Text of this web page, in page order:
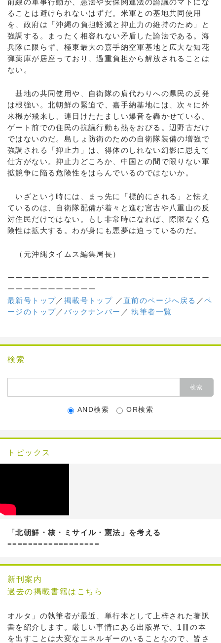
前線の軍事行動が、憲法や安保関連法の論議のマトにな
ることは避けられないはずだ。米軍との基地共同使用
を、政府は「沖縄の負担軽減と抑止力の維持のため」と
強調する。まったく相容れない矛盾した論法である。海
兵隊に限らず、極東最大の嘉手納空軍基地と広大な知花
弾薬庫が居座っており、過重負担から解放されることは
ない。
基地の共同使用や、自衛隊の肩代わりへの県民の反発
は根強い。北朝鮮の緊迫で、嘉手納基地には、次々に外
来機が飛来し、連日けたたましい爆音を轟かせている。
ゲート前での住民の抗議行動も熱をおびる。辺野古だけ
ではないのだ。島しょ防衛のための自衛隊装備の増強で
強調される「抑止力」は、得体のしれない幻影に思えて
仕方がない。抑止力どころか、中国との間で限りない軍
拡競争に陥る危険性をはらんでいるのではないか。
いざという時には、まっ先に「標的にされる」と怯え
ているのは、自衛隊配備が着々と進む宮古や八重山の反
対住民だけではない。もし非常時になれば、際限なく危
険性は拡大する。わが身にも悪夢は迫っているのだ。
（元沖縄タイムス編集局長）
ーーーーーーーーーーーーーーーーーーーーーーーーー
ーーーーーーーーーーー
最新号トップ／ 掲載号トップ ／直前のページへ戻る ／ペ
ージのトップ／ バックナンバー ／執筆者一覧
検索
AND検索 OR検索
トピックス
「北朝鮮・核・ミサイル・憲法」を考える
==================
新刊案内
過去の掲載書籍はこちら
オルタ」の執筆者が最近、単行本として上梓された著訳
書を紹介します。厳しい事情にある出版界で、1冊の本
を出すことは大変なエネルギーのいることなので、皆さ